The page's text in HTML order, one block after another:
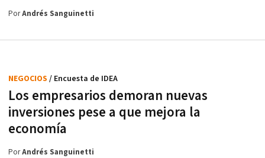
PorAndrés Sanguinetti
Los empresarios demoran nuevas
inversiones pese a que mejora la
economía
NEGOCIOS / Encuesta de IDEA
PorAndrés Sanguinetti